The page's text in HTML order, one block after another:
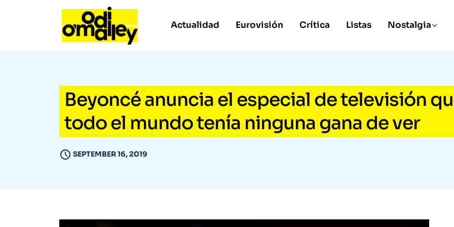
Actualidad Eurovisión Crítica Listas Nostalgia
Beyoncé anuncia el especial de televisión
todo el mundo tenía ninguna gana de ver
SEPTEMBER 16, 2019